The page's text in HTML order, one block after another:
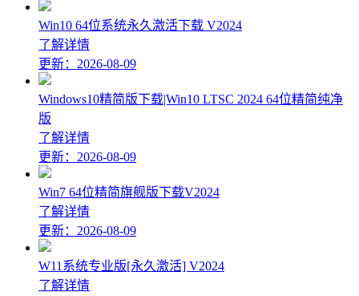
Win10 64位系统永久激活下载 V2024
了解详情
更新：2026-08-09
Windows10精简版下载|Win10 LTSC 2024 64位精简纯净
版
了解详情
更新：2026-08-09
Win7 64位精简旗舰版下载V2024
了解详情
更新：2026-08-09
W11系统专业版[永久激活] V2024
了解详情